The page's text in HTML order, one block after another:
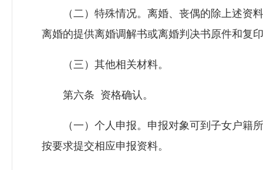
（二）特殊情况。离婚、丧偶的除上述资料
离婚的提供离婚调解书或离婚判决书原件和复
（三）其他相关材料。
第六条 资格确认。
（一）个人申报。申报对象可到子女户籍所
按要求提交相应申报资料。